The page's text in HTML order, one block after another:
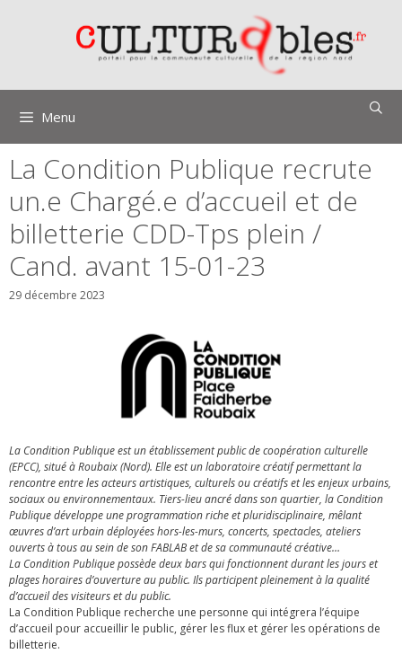
Menu
La Condition Publique recrute
un.e Chargé.e d’accueil et de
billetterie CDD-Tps plein /
Cand. avant 15-01-23
29 décembre 2023
La Condition Publique est un établissement public de coopération culturelle
(EPCC), situé à Roubaix (Nord). Elle est un laboratoire créatif permettant la
rencontre entre les acteurs artistiques, culturels ou créatifs et les enjeux urbains,
sociaux ou environnementaux. Tiers-lieu ancré dans son quartier, la Condition
Publique développe une programmation riche et pluridisciplinaire, mêlant
œuvres d’art urbain déployées hors-les-murs, concerts, spectacles, ateliers
ouverts à tous au sein de son FABLAB et de sa communauté créative…
La Condition Publique possède deux bars qui fonctionnent durant les jours et
plages horaires d’ouverture au public. Ils participent pleinement à la qualité
d’accueil des visiteurs et du public.
La Condition Publique recherche une personne qui intégrera l’équipe
d’accueil pour accueillir le public, gérer les flux et gérer les opérations de
billetterie.